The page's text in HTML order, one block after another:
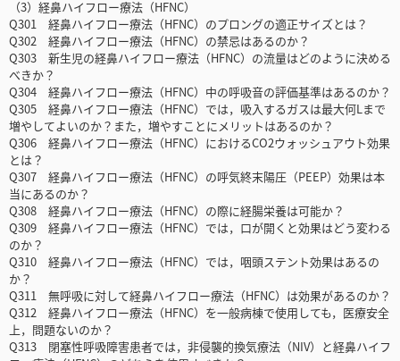
（3）経鼻ハイフロー療法（HFNC）
Q301 経鼻ハイフロー療法（HFNC）のプロングの適正サイズとは？
Q302 経鼻ハイフロー療法（HFNC）の禁忌はあるのか？
Q303 新生児の経鼻ハイフロー療法（HFNC）の流量はどのように決める
べきか？
Q304 経鼻ハイフロー療法（HFNC）中の呼吸音の評価基準はあるのか？
Q305 経鼻ハイフロー療法（HFNC）では，吸入するガスは最大何Lまで
増やしてよいのか？また，増やすことにメリットはあるのか？
Q306 経鼻ハイフロー療法（HFNC）におけるCO2ウォッシュアウト効果
とは？
Q307 経鼻ハイフロー療法（HFNC）の呼気終末陽圧（PEEP）効果は本
当にあるのか？
Q308 経鼻ハイフロー療法（HFNC）の際に経腸栄養は可能か？
Q309 経鼻ハイフロー療法（HFNC）では，口が開くと効果はどう変わる
のか？
Q310 経鼻ハイフロー療法（HFNC）では，咽頭ステント効果はあるの
か？
Q311 無呼吸に対して経鼻ハイフロー療法（HFNC）は効果があるのか？
Q312 経鼻ハイフロー療法（HFNC）を一般病棟で使用しても，医療安全
上，問題ないのか？
Q313 閉塞性呼吸障害患者では，非侵襲的換気療法（NIV）と経鼻ハイフ